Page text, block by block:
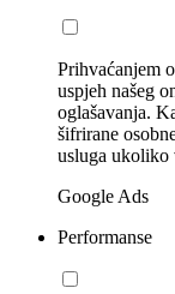
Prihvaćanjem
uspjeh našeg
oglašavanja.
šifrirane
usluga ukoliko
Google Ads
Performanse